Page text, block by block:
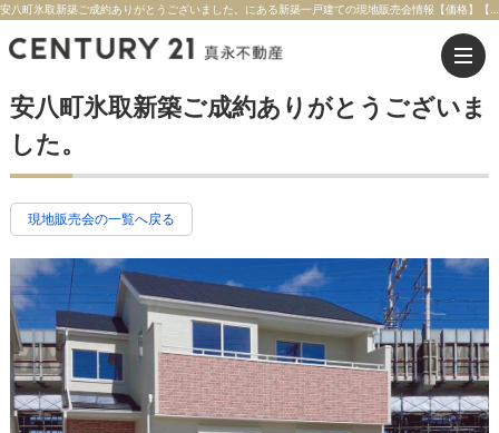
安八町氷取新築ご成約ありがとうございま
した。
現地販売会の一覧へ戻る